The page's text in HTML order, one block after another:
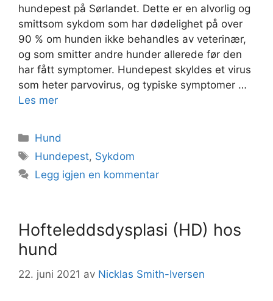
hundepest på Sørlandet. Dette er en alvorlig og
smittsom sykdom som har dødelighet på over
90 % om hunden ikke behandles av veterinær,
og som smitter andre hunder allerede før den
har fått symptomer. Hundepest skyldes et virus
som heter parvovirus, og typiske symptomer …
Les mer
Kategorier
Hund
Stikkord
Hundepest, Sykdom
Legg igjen en kommentar
Hofteleddsdysplasi (HD) hos
hund
22. juni 2021 av Nicklas Smith-Iversen